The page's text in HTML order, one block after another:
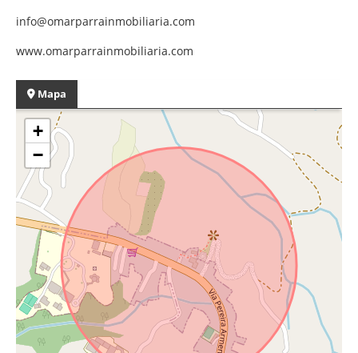
info@omarparrainmobiliaria.com
www.omarparrainmobiliaria.com
Mapa
+
−